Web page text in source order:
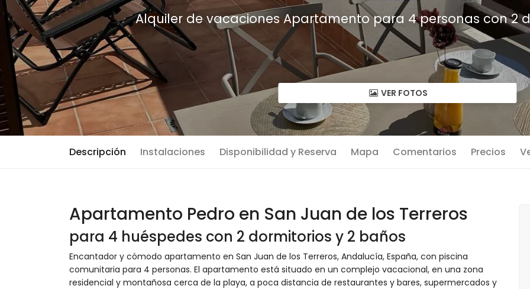
Alquiler de vacaciones Apartamento para 4 personas con 2
VER FOTOS
Descripción Instalaciones Disponibilidad y Reserva Mapa Comentarios Precios
Apartamento Pedro en San Juan de los Terreros
para 4 huéspedes con 2 dormitorios y 2 baños
Encantador y cómodo apartamento en San Juan de los Terreros, Andalucía, España, con piscina
comunitaria para 4 personas. El apartamento está situado en un complejo vacacional, en una zona
residencial y montañosa cerca de la playa, a poca distancia de restaurantes y bares, supermercados y